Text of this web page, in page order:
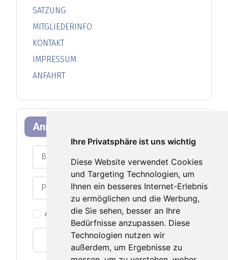
Ihre Privatsphäre ist uns wichtig
Diese Website verwendet Cookies
und Targeting Technologien, um
Ihnen ein besseres Internet-Erlebnis
zu ermöglichen und die Werbung,
die Sie sehen, besser an Ihre
Bedürfnisse anzupassen. Diese
Technologien nutzen wir
außerdem, um Ergebnisse zu
SATZUNG
MITGLIEDERINFO
KONTAKT
IMPRESSUM
ANFAHRT
Anmeldeformular
Passwort
Angemeldet bleiben
Web-Authentifizierung